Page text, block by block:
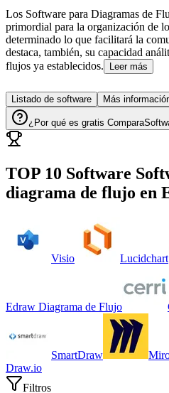
Los Software para Diagramas de
primordial para la organización de
determinado lo que facilitará la
destaca, también, su capacidad
flujos ya establecidos.
Leer más
Listado de software Más
¿Por qué es gratis
TOP 10 Software
diagrama de flujo en
Visio Lucidchart
Edraw Diagrama de Flujo
SmartDraw
Draw.io
Filtros